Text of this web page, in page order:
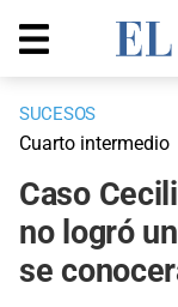
SUCESOS
Cuarto intermedio
Caso
no logró
se